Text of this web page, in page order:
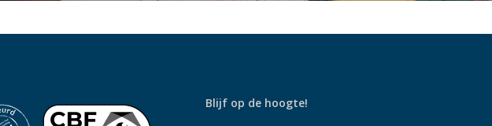
Blijf op de hoogte!